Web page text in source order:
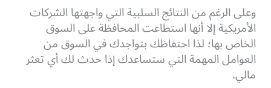
وعلى الرغم من النتائج السلبية التي واجهتها الشركات
الأمريكية إلا أنها استطاعت المحافظة على السوق
الخاص بها؛ لذا احتفاظك بتواجدك في السوق من
العوامل المهمة التي ستساعدك إذا حدث لك أي تعثر
مالي.